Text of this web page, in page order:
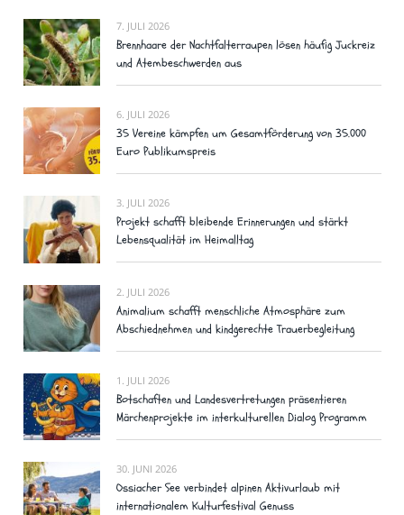
7. JULI 2026
Brennhaare der Nachtfalterraupen lösen häufig Juckreiz
und Atembeschwerden aus
6. JULI 2026
35 Vereine kämpfen um Gesamtförderung von 35.000
Euro Publikumspreis
3. JULI 2026
Projekt schafft bleibende Erinnerungen und stärkt
Lebensqualität im Heimalltag
2. JULI 2026
Animalium schafft menschliche Atmosphäre zum
Abschiednehmen und kindgerechte Trauerbegleitung
1. JULI 2026
Botschaften und Landesvertretungen präsentieren
Märchenprojekte im interkulturellen Dialog Programm
30. JUNI 2026
Ossiacher See verbindet alpinen Aktivurlaub mit
internationalem Kulturfestival Genuss